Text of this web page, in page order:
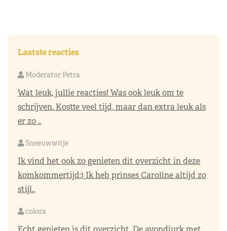
Laatste reacties
Moderator Petra
Wat leuk, jullie reacties! Was ook leuk om te
schrijven. Kostte veel tijd, maar dan extra leuk als
er zo ..
Sneeuwwitje
Ik vind het ook zo genieten dit overzicht in deze
komkommertijd:) Ik heb prinses Caroline altijd zo
stijl..
colora